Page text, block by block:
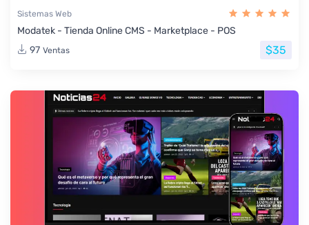
Sistemas Web
Modatek - Tienda Online CMS - Marketplace - POS
97 Ventas $35